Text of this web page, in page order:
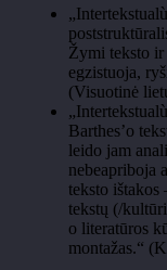
Žymi teksto ir
egzistuoja,
(Visuotinė
Barthes’o
leido jam
nebeapriboja
teksto ištakos
tekstų (/
o literatūros
montažas.“